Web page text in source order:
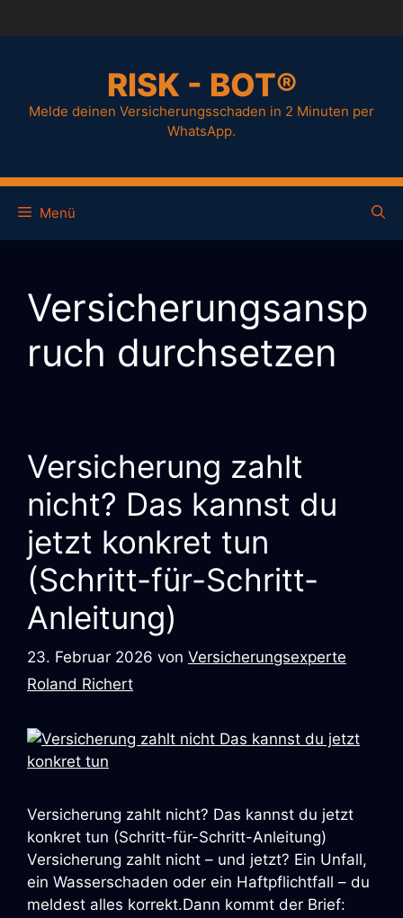
RISK - BOT®
Melde deinen Versicherungsschaden in 2 Minuten per
WhatsApp.
Menü
Versicherungsansp
ruch durchsetzen
Versicherung zahlt
nicht? Das kannst du
jetzt konkret tun
(Schritt-für-Schritt-
Anleitung)
23. Februar 2026 von Versicherungsexperte
Roland Richert
Versicherung zahlt nicht? Das kannst du jetzt
konkret tun (Schritt-für-Schritt-Anleitung)
Versicherung zahlt nicht – und jetzt? Ein Unfall,
ein Wasserschaden oder ein Haftpflichtfall – du
meldest alles korrekt.Dann kommt der Brief: